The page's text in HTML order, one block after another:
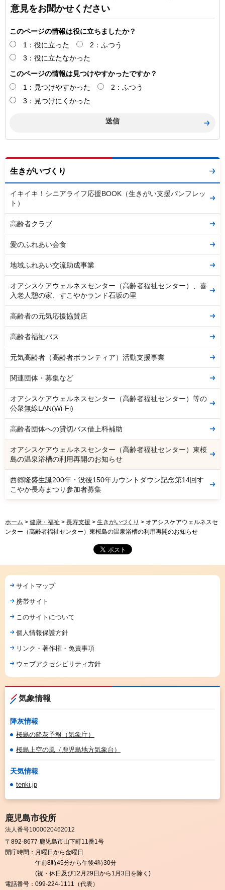
意見をお聞かせください
このページの情報は役に立ちましたか？
1：役に立った
2：ふつう
3：役に立たなかった
このページの情報は見つけやすかったですか？
1：見つけやすかった
2：ふつう
3：見つけにくかった
生きがいづくり
イキイキ！シニアライフ応援BOOK（生きがい支援パンフレッ
ト）
高齢者クラブ
愛のふれあい会食
地域ふれあい交流助成事業
オアシスケアウェルネスセンター（高齢者福祉センター）、喜
入老人憩の家、すこやかランド石坂の里
高齢者の元気応援協賛店
高齢者福祉バス
元気高齢者（高齢者ボランティア）活動支援事業
関連団体・募集など
オアシスケアウェルネスセンター（高齢者福祉センター）等の
公衆無線LAN(Wi-Fi)
高齢者団体への貸切バス借上料補助
オアシスケアウェルネスセンター（高齢者福祉センター）東桜
島の温泉浴槽の利用再開のお知らせ
西郷隆盛生誕200年・没後150年カウントダウン記念第14回す
こやか長寿まつり参加者募集
ホーム > 健康・福祉 > 長寿支援 > 生きがいづくり > オアシスケアウェルネスセ
ンター（高齢者福祉センター）東桜島の温泉浴槽の利用再開のお知らせ
サイトマップ
携帯サイト
このサイトについて
個人情報保護方針
リンク・著作権・免責事項
ウェブアクセシビリティ方針
気象情報
降灰情報
桜島の降灰予報（気象庁）
桜島上空の風（鹿児島地方気象台）
天気情報
tenki.jp
鹿児島市役所
法人番号1000020462012
〒892-8677 鹿児島市山下町11番1号
開庁時間： 月曜日から金曜日
午前8時45分から午後4時30分
(祝・休日及び12月29日から1月3日を除く)
電話番号： 099-224-1111（代表）